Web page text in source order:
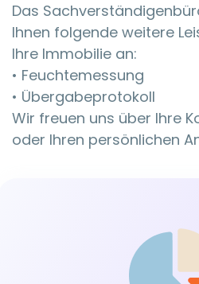
Das
Ihnen folgende weitere
Ihre Immobilie an:
• Feuchtemessung
• Übergabeprotokoll
Wir freuen uns über Ihre
oder Ihren persönlichen